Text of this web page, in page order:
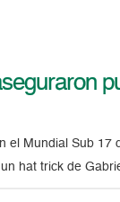
Mundial Sub 17
hat trick de